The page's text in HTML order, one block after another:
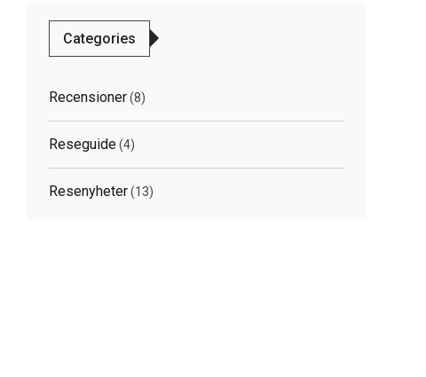
Categories
Recensioner(8)
Reseguide(4)
Resenyheter(13)